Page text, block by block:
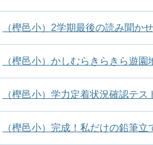
（樫邑小）2学期最後の読み聞かせ
（樫邑小）かしむらきらきら遊園
（樫邑小）学力定着状況確認テス
（樫邑小）完成！私だけの鉛筆立